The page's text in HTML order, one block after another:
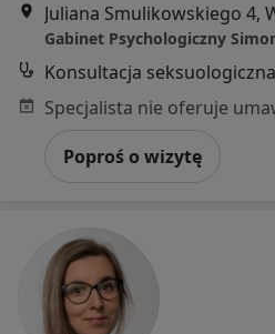
Juliana Smulikowskiego 4,
Gabinet Psychologiczny
Konsultacja seksuologiczna
Poproś o wizytę